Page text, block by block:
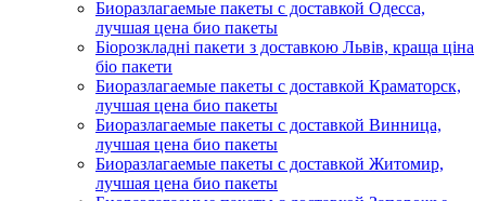
Биоразлагаемые пакеты с доставкой Одесса,
лучшая цена био пакеты
Біорозкладні пакети з доставкою Львів, краща ціна
біо пакети
Биоразлагаемые пакеты с доставкой Краматорск,
лучшая цена био пакеты
Биоразлагаемые пакеты с доставкой Винница,
лучшая цена био пакеты
Биоразлагаемые пакеты с доставкой Житомир,
лучшая цена био пакеты